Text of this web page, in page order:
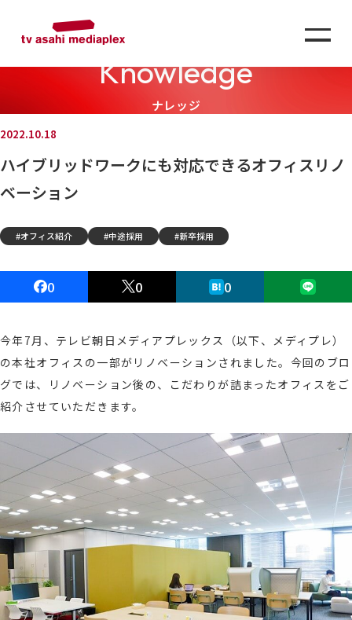
Knowledge
ナレッジ
2022.10.18
ハイブリッドワークにも対応できるオフィスリノ
ベーション
オフィス紹介 中途採用 新卒採用
0 0 0
今年7月、テレビ朝日メディアプレックス（以下、メディプレ）
の本社オフィスの一部がリノベーションされました。今回のブロ
グでは、リノベーション後の、こだわりが詰まったオフィスをご
紹介させていただきます。